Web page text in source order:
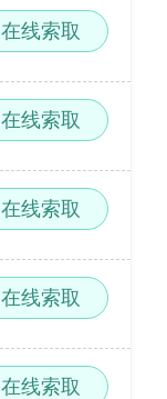
在线索取
在线索取
在线索取
在线索取
在线索取